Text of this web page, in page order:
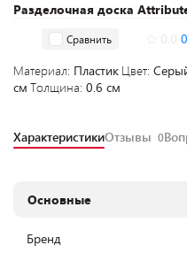
Разделочная доска
Сравнить
Материал: Пластик Цвет:
см Толщина: 0.6 см
ХарактеристикиОтзывы 0
Основные
Бренд